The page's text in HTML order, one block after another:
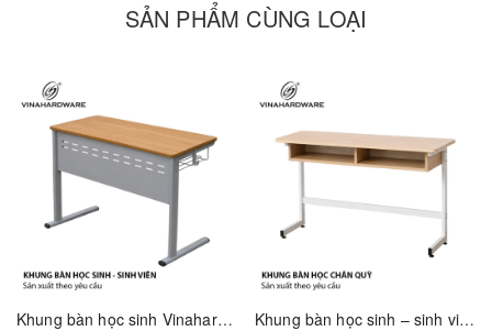
Chân trụ: Ống thép φ76mm
Mặt bích: Vinahardware, bắt vít nhanh chóng
Sơn phủ: Tĩnh điện đen mờ, chống oxy hóa
Ưu điểm sản phẩm
Chịu lực vượt trội:
Đế thép dày 20mm, bền chắc.
Ổn định cao:Thiết kế trụ đôi cân bằng tải trọng.
Thẩm mỹ hiện đại:Màu đen sang trọng, dễ phối nội thất.
SẢN PHẨM CÙNG LOẠI
Khung bàn học sinh Vinahardware sơn xám – 2300.3.12908 Khung bàn học sinh – sinh viên 750mm tháo ráp nhanh Vinahardware 2300.1.34805